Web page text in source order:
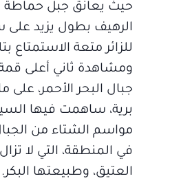
حيث يعانق جبل حماطة
الرهيف بطول يزيد على
للزائر متعة الاستمتاع
ومشاهدة ثاني أعلى
جبال البحر الأحمر،
برية، ساهمت فيها
مواسم الشتاء من
في المنطقة، التي لا
العتيق، وطبيعتها البكر.